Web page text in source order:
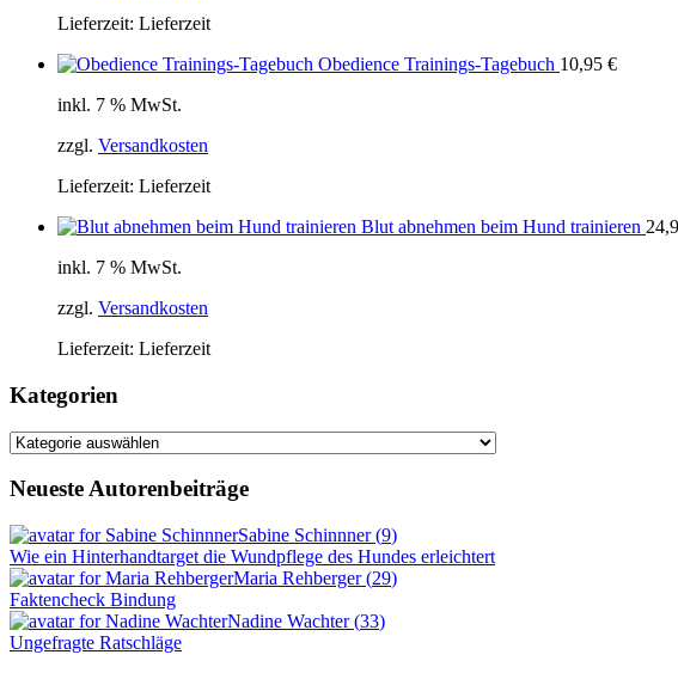
Lieferzeit: Lieferzeit
Obedience Trainings-Tagebuch 10,95 €
inkl. 7 % MwSt.
zzgl. Versandkosten
Lieferzeit: Lieferzeit
Blut abnehmen beim Hund trainieren
inkl. 7 % MwSt.
zzgl. Versandkosten
Lieferzeit: Lieferzeit
Kategorien
Kategorien
Neueste Autorenbeiträge
Sabine Schinnner(9)
Wie ein Hinterhandtarget die Wundpflege des Hundes erleichtert
Maria Rehberger(29)
Faktencheck Bindung
Nadine Wachter(33)
Ungefragte Ratschläge